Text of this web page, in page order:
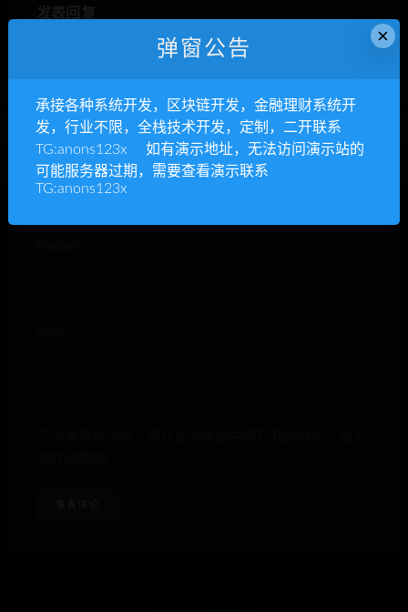
昵称*
×
弹窗公告
承接各种系统开发，区块链开发，金融理财系统开
发，行业不限，全栈技术开发，定制，二开联系
TG:anons123x 如有演示地址，无法访问演示站的
可能服务器过期，需要查看演示联系
TG:anons123x